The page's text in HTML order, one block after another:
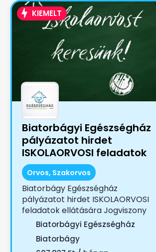
KIEMELT
Biatorbágyi Egészségház
pályázatot hirdet
ISKOLAORVOSI feladatok
ellátására
Orvos, Szakorvos
Biatorbágy Egészségház
pályázatot hirdet ISKOLAORVOSI
feladatok ellátására Jogviszony
tartama:...
Biatorbágyi Egészségház
Biatorbágy